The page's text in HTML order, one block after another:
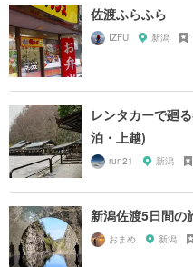
佐渡ふらふら
IZFU 新潟
レンタカーで廻
泊・上越)
run21 新潟
新潟佐渡5日間の
おまめ 新潟